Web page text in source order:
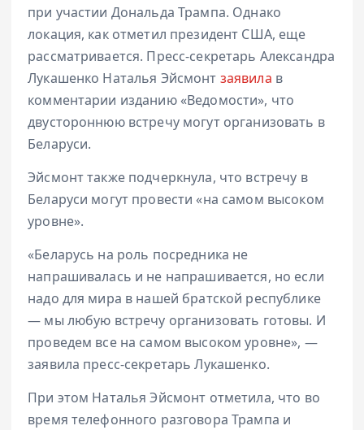
при участии Дональда Трампа. Однако
локация, как отметил президент США, еще
рассматривается. Пресс-секретарь Александра
Лукашенко Наталья Эйсмонт заявила в
комментарии изданию «Ведомости», что
двустороннюю встречу могут организовать в
Беларуси.
Эйсмонт также подчеркнула, что встречу в
Беларуси могут провести «на самом высоком
уровне».
«Беларусь на роль посредника не
напрашивалась и не напрашивается, но если
надо для мира в нашей братской республике
— мы любую встречу организовать готовы. И
проведем все на самом высоком уровне», —
заявила пресс-секретарь Лукашенко.
При этом Наталья Эйсмонт отметила, что во
время телефонного разговора Трампа и